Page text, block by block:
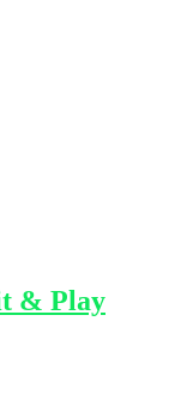
& Play